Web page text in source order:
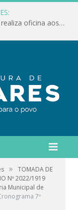
Conselho Municipal de Assistência Social realiza oficina aos servidores
»
TOMADA DE
Nº 2022/1919
Municipal de
7º